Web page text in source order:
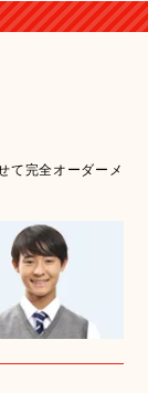
て完全オーダーメ